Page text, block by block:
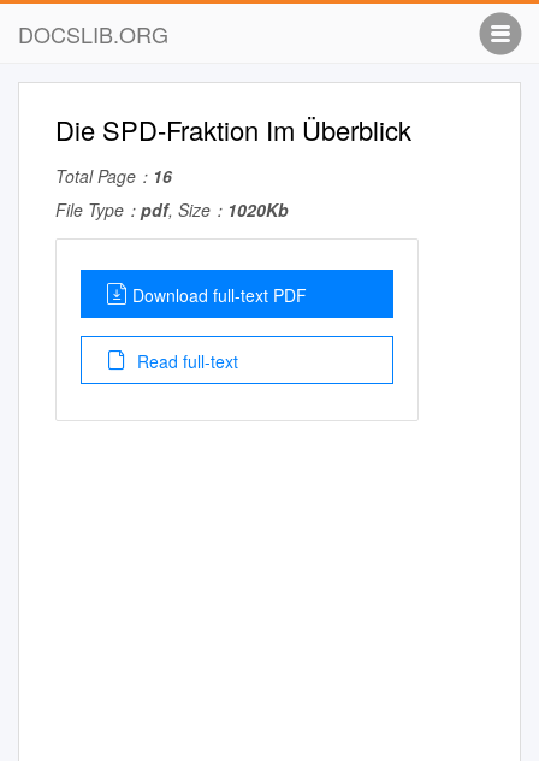
DOCSLIB.ORG
Die SPD-Fraktion Im Überblick
Total Page： 16
File Type： pdf, Size： 1020Kb
Download full-text PDF
Read full-text